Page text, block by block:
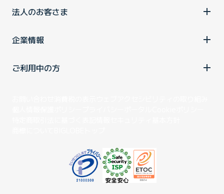
法人のお客さま
企業情報
ご利用中の方